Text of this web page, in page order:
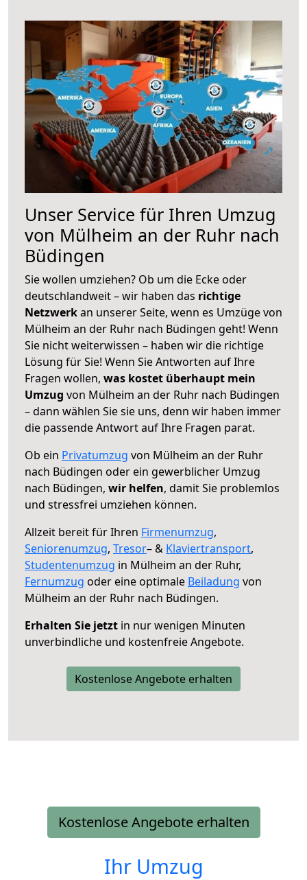
Unser Service für Ihren Umzug
von Mülheim an der Ruhr nach
Büdingen
Sie wollen umziehen? Ob um die Ecke oder
deutschlandweit – wir haben das richtige
Netzwerkan unserer Seite, wenn es Umzüge von
Mülheim an der Ruhr nach Büdingen geht! Wenn
Sie nicht weiterwissen – haben wir die richtige
Lösung für Sie! Wenn Sie Antworten auf Ihre
Fragen wollen, was kostet überhaupt mein
Umzug von Mülheim an der Ruhr nach Büdingen
– dann wählen Sie sie uns, denn wir haben immer
die passende Antwort auf Ihre Fragen parat.
Ob ein Privatumzug von Mülheim an der Ruhr
nach Büdingen oder ein gewerblicher Umzug
nach Büdingen, wir helfen, damit Sie problemlos
und stressfrei umziehen können.
Allzeit bereit für Ihren Firmenumzug,
Seniorenumzug, Tresor– & Klaviertransport,
Studentenumzug in Mülheim an der Ruhr,
Fernumzug oder eine optimale Beiladung von
Mülheim an der Ruhr nach Büdingen.
Erhalten Sie jetzt in nur wenigen Minuten
unverbindliche und kostenfreie Angebote.
Kostenlose Angebote erhalten
Kostenlose Angebote erhalten
Ihr Umzug